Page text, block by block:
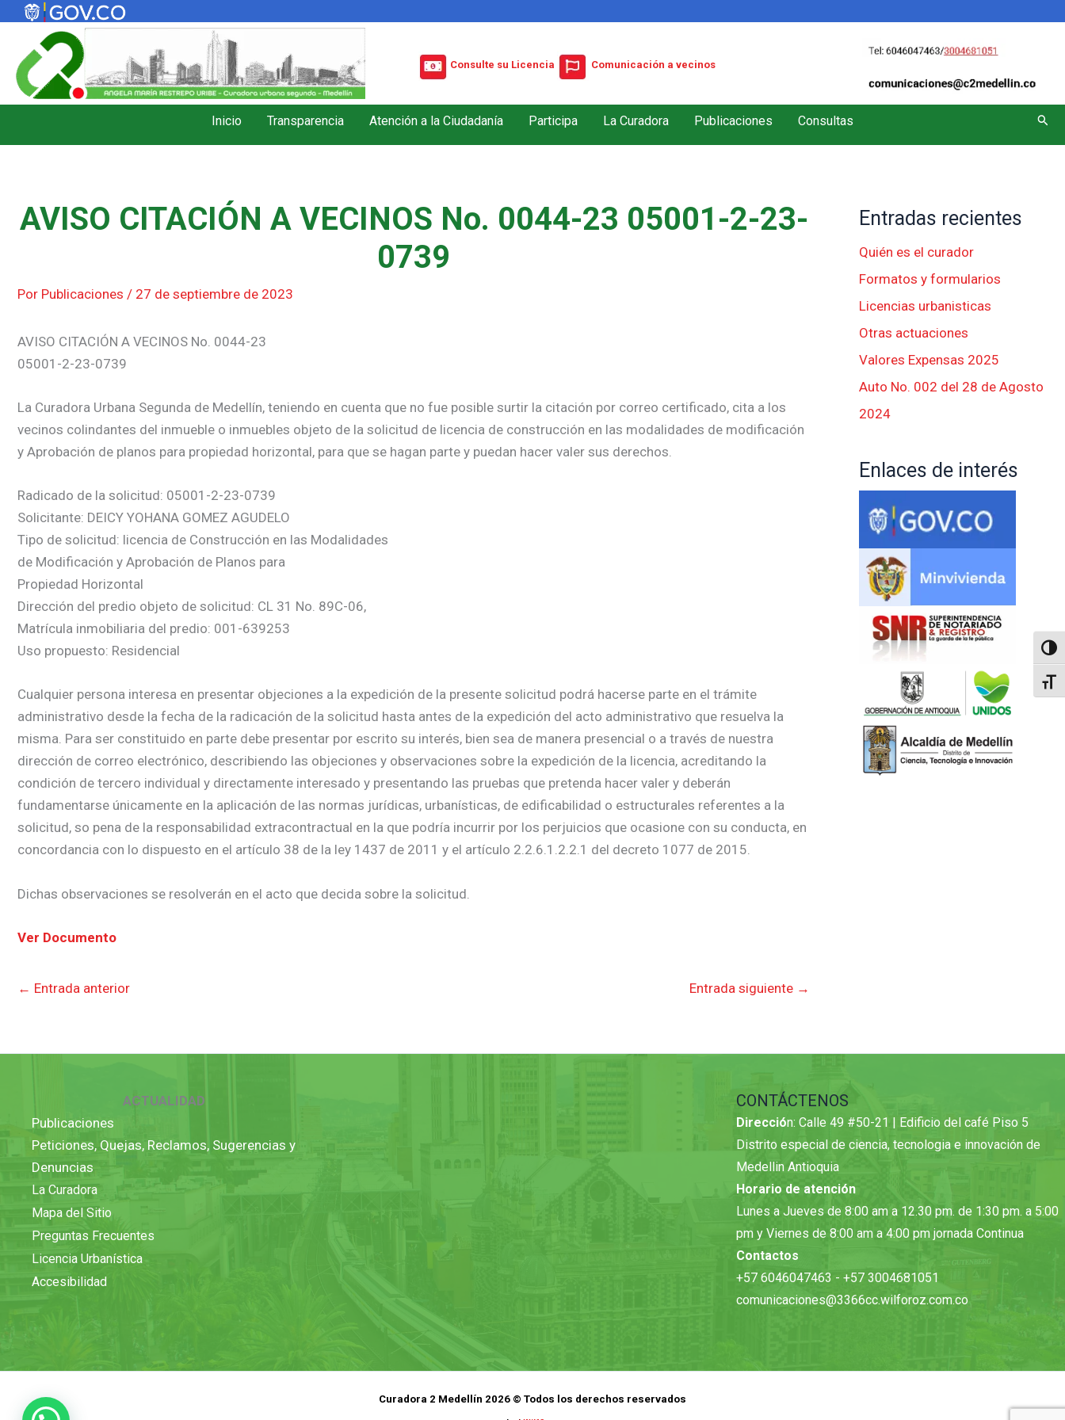
contenido
Consulte su Licencia Comunicación a vecinos
Inicio Transparencia Atención a la Ciudadanía Participa La Curadora Publicaciones Consultas
AVISO CITACIÓN A VECINOS No. 0044-23 05001-2-23-
0739
Por Publicaciones / 27 de septiembre de 2023
AVISO CITACIÓN A VECINOS No. 0044-23
05001-2-23-0739
La Curadora Urbana Segunda de Medellín, teniendo en cuenta que no fue posible surtir la citación por correo certificado, cita a los
vecinos colindantes del inmueble o inmuebles objeto de la solicitud de licencia de construcción en las modalidades de modificación
y Aprobación de planos para propiedad horizontal, para que se hagan parte y puedan hacer valer sus derechos.
Radicado de la solicitud: 05001-2-23-0739
Solicitante: DEICY YOHANA GOMEZ AGUDELO
Tipo de solicitud: licencia de Construcción en las Modalidades
de Modificación y Aprobación de Planos para
Propiedad Horizontal
Dirección del predio objeto de solicitud: CL 31 No. 89C-06,
Matrícula inmobiliaria del predio: 001-639253
Uso propuesto: Residencial
Cualquier persona interesa en presentar objeciones a la expedición de la presente solicitud podrá hacerse parte en el trámite
administrativo desde la fecha de la radicación de la solicitud hasta antes de la expedición del acto administrativo que resuelva la
misma. Para ser constituido en parte debe presentar por escrito su interés, bien sea de manera presencial o a través de nuestra
dirección de correo electrónico, describiendo las objeciones y observaciones sobre la expedición de la licencia, acreditando la
condición de tercero individual y directamente interesado y presentando las pruebas que pretenda hacer valer y deberán
fundamentarse únicamente en la aplicación de las normas jurídicas, urbanísticas, de edificabilidad o estructurales referentes a la
solicitud, so pena de la responsabilidad extracontractual en la que podría incurrir por los perjuicios que ocasione con su conducta, en
concordancia con lo dispuesto en el artículo 38 de la ley 1437 de 2011 y el artículo 2.2.6.1.2.2.1 del decreto 1077 de 2015.
Dichas observaciones se resolverán en el acto que decida sobre la solicitud.
Ver Documento
← Entrada anterior Entrada siguiente →
Entradas recientes
Quién es el curador
Formatos y formularios
Licencias urbanisticas
Otras actuaciones
Valores Expensas 2025
Auto No. 002 del 28 de Agosto
2024
Enlaces de interés
ACTUALIDAD
Publicaciones
Peticiones, Quejas, Reclamos, Sugerencias y
Denuncias
La Curadora
Mapa del Sitio
Preguntas Frecuentes
Licencia Urbanística
Accesibilidad
CONTÁCTENOS
Dirección: Calle 49 #50-21 | Edificio del café Piso 5
Distrito especial de ciencia, tecnologia e innovación de
Medellin Antioquia
Horario de atención
Lunes a Jueves de 8:00 am a 12.30 pm. de 1:30 pm. a 5:00
pm y Viernes de 8:00 am a 4:00 pm jornada Continua
Contactos
+57 6046047463 - +57 3004681051
comunicaciones@3366cc.wilforoz.com.co
Curadora 2 Medellín 2026 © Todos los derechos reservados